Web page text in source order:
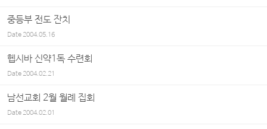
중등부 전도 잔치
Date2004.05.16
헵시바 신약1독 수련회
Date2004.02.21
남선교회 2월 월례 집회
Date2004.02.01